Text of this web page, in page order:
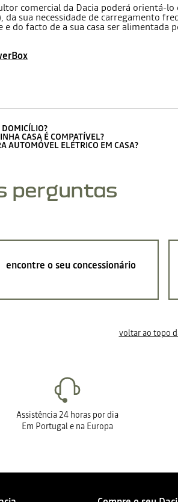
comercial da Dacia poderá orientá-
sua necessidade de carregamento
do facto de a sua casa ser alimentada
CASA É COMPATÍVEL?
AUTOMÓVEL ELÉTRICO EM CASA?
perguntas
encontre o seu concessionário
voltar ao topo
Assistência 24 horas por dia
Em Portugal e na Europa